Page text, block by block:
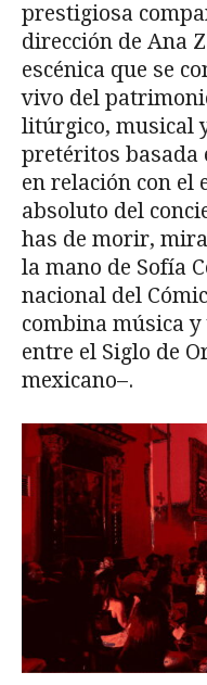
prestigiosa
dirección de Ana
escénica que se
vivo del
litúrgico, musical
pretéritos basada
en relación con el
absoluto del
has de morir,
la mano de Sofía
nacional del
combina música
entre el Siglo de
mexicano–.